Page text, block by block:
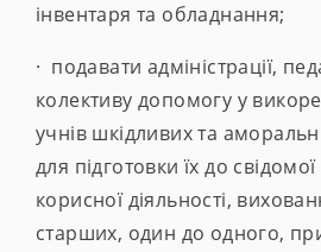
інвентаря та обладнання;
· подавати адміністрації,
колективу допомогу у
учнів шкідливих та
для підготовки їх до
корисної діяльності,
старших, один до одного,